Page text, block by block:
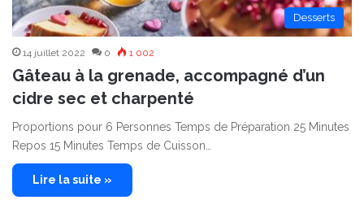
Desserts
14 juillet 2022 0 1 002
Gâteau à la grenade, accompagné d’un
cidre sec et charpenté
Proportions pour 6 Personnes Temps de Préparation 25 Minutes
Repos 15 Minutes Temps de Cuisson…
Lire la suite »